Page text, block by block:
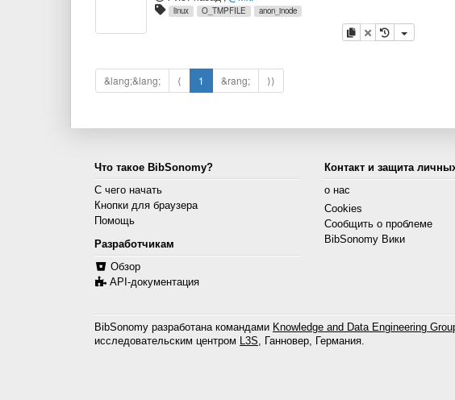
linux O_TMPFILE anon_inode
копировать
удалить
&lang;&lang; ⟨ 1 &rang; ⟩⟩
Что такое BibSonomy?
С чего начать
Кнопки для браузера
Помощь
Разработчикам
Обзор
API-документация
Контакт и защита
о нас
Cookies
Сообщить о проблеме
BibSonomy Вики
BibSonomy разработана командами Knowledge and Data Engineering
исследовательским центром L3S, Ганновер, Германия.